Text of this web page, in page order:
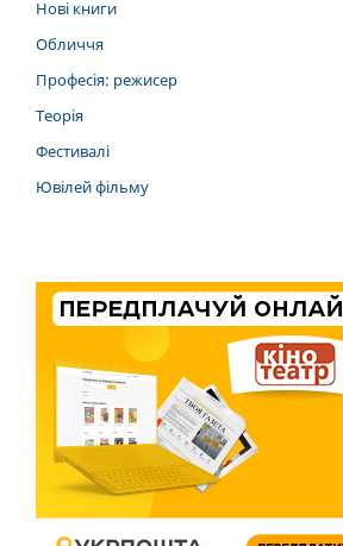
Нові книги
Обличчя
Професія: режисер
Теорія
Фестивалі
Ювілей фільму